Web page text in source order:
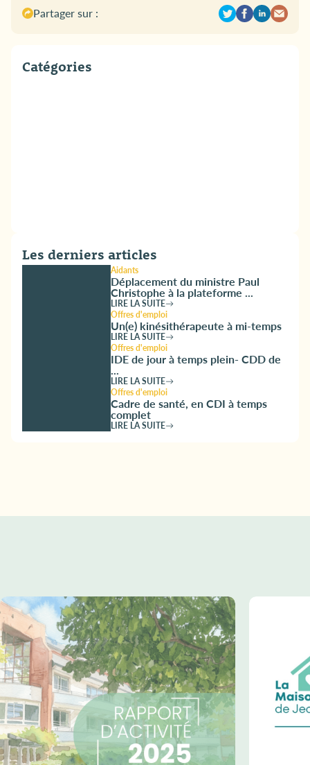
Partager sur :
Catégories
Les derniers articles
Aidants
Déplacement du ministre Paul
Christophe à la plateforme ...
LIRE LA SUITE
Offres d'emploi
Un(e) kinésithérapeute à mi-temps
LIRE LA SUITE
Offres d'emploi
IDE de jour à temps plein- CDD de
...
LIRE LA SUITE
Offres d'emploi
Cadre de santé, en CDI à temps
complet
LIRE LA SUITE